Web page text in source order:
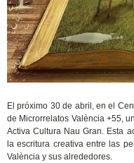
El próximo 30 de abril, en el
de Microrrelatos València +55,
Activa Cultura Nau Gran. Esta
la escritura creativa entre las
València y sus alrededores.